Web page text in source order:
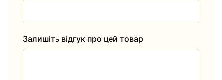
Залишіть відгук про цей товар